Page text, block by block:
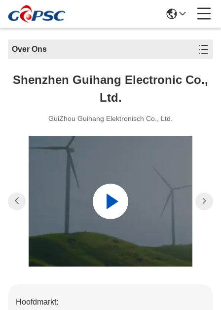
Over Ons
Shenzhen Guihang Electronic Co.,
Ltd.
GuiZhou Guihang Elektronisch Co., Ltd.
Hoofdmarkt: